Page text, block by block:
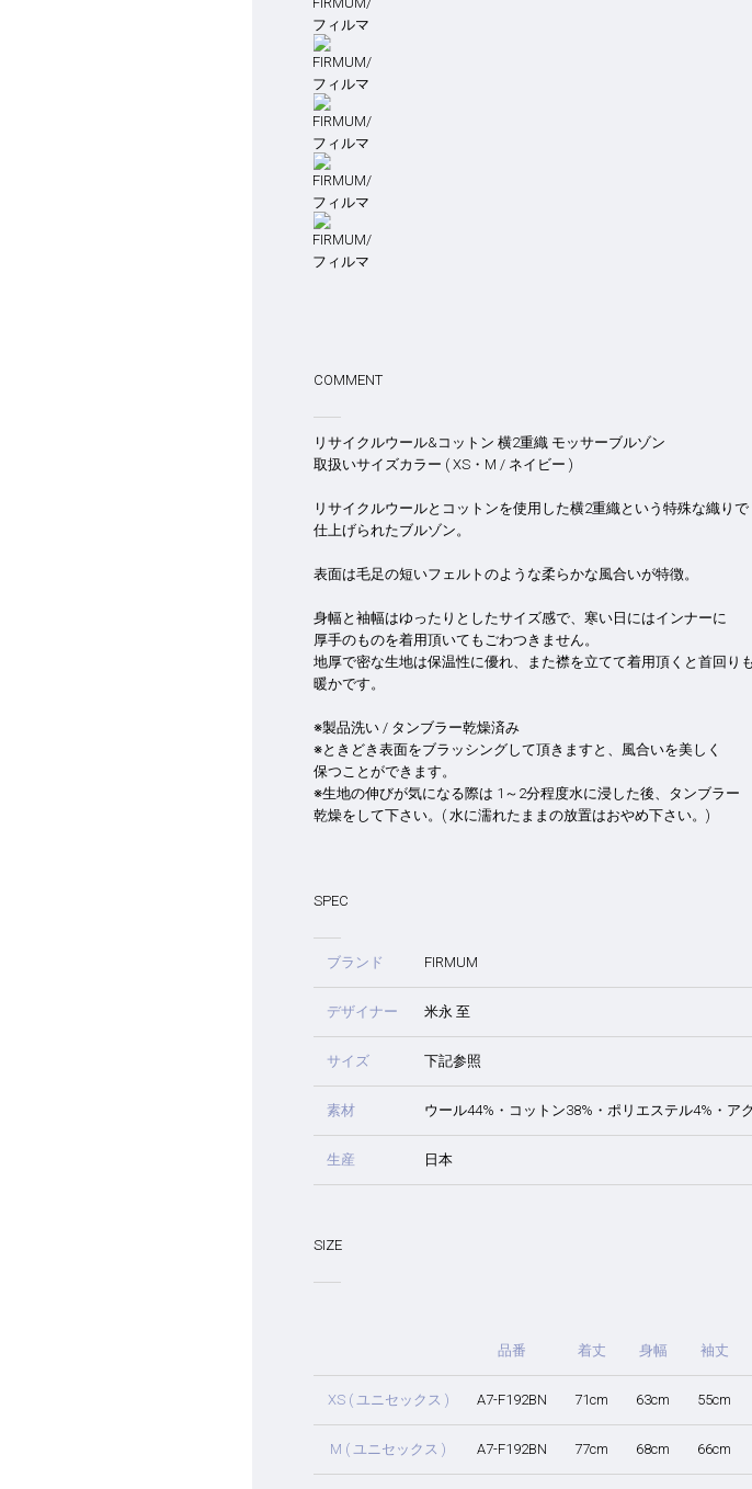
COMMENT
リサイクルウール&コットン 横2重織 モッサーブルゾン
取扱いサイズカラー ( XS・M / ネイビー )
リサイクルウールとコットンを使用した横2重織という特殊な織りで
仕上げられたブルゾン。
表面は毛足の短いフェルトのような柔らかな風合いが特徴。
身幅と袖幅はゆったりとしたサイズ感で、寒い日にはインナーに
厚手のものを着用頂いてもごわつきません。
地厚で密な生地は保温性に優れ、また襟を立てて着用頂くと首回りも
暖かです。
※製品洗い / タンブラー乾燥済み
※ときどき表面をブラッシングして頂きますと、風合いを美しく
保つことができます。
※生地の伸びが気になる際は 1～2分程度水に浸した後、タンブラー
乾燥をして下さい。( 水に濡れたままの放置はおやめ下さい。)
SPEC
ブランド FIRMUM
デザイナー 米永 至
サイズ 下記参照
素材 ウール44%・コットン38%・ポリエステル4%・ア
生産 日本
SIZE
品番 着丈 身幅 袖丈
XS ( ユニセックス ) A7-F192BN 71cm 63cm 55cm
M ( ユニセックス ) A7-F192BN 77cm 68cm 66cm